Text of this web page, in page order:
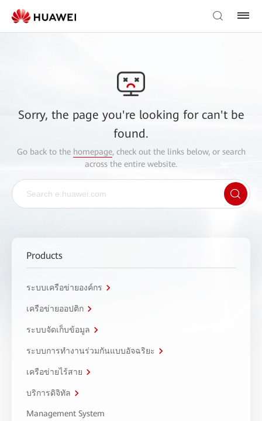
Sorry, the page you're looking for can't be
found.
Go back to the homepage, check out the links below, or search
across the entire website.
Products
ระบบเครือข่ายองค์กร
เครือข่ายออปติก
ระบบจัดเก็บข้อมูล
ระบบการทำงานร่วมกันแบบอัจฉริยะ
เครือข่ายไร้สาย
บริการดิจิทัล
Management System